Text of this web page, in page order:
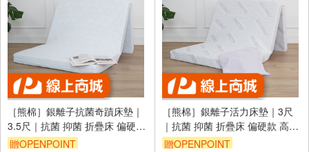
［熊棉］銀離子抗菌奇蹟床墊｜
3.5尺｜抗菌 抑菌 折疊床 偏硬款
高支撐 好收納 車宿 露營 租屋
贈OPENPOINT
［熊棉］銀離子活力床墊｜3尺
｜抗菌 抑菌 折疊床 偏硬款 高支
撐 好收納 車宿 露營 租屋
贈OPENPOINT